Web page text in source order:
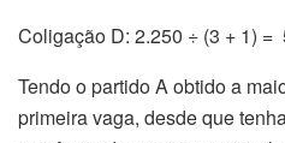
Coligação D: 2.250 ÷ (3 + 1) =
Tendo o partido A obtido a
primeira vaga, desde que